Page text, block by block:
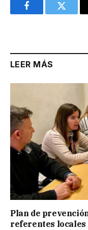
FacebookTwitter
LEER MÁS
Plan de
referentes locales